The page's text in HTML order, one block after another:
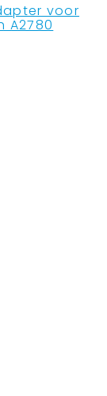
voor
A2780